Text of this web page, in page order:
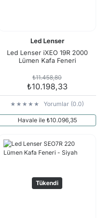
Led Lenser
Led Lenser iXEO 19R 2000
Lümen Kafa Feneri
₺11.458,80
₺10.198,33
Yorumlar (0.0)
Havale ile ₺10.096,35
Tükendi